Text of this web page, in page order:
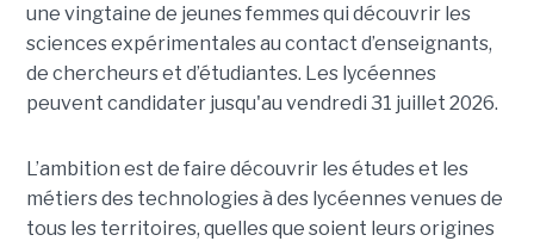
une vingtaine de jeunes femmes qui découvrir les
sciences expérimentales au contact d’enseignants,
de chercheurs et d’étudiantes. Les lycéennes
peuvent candidater jusqu'au vendredi 31 juillet 2026.
L’ambition est de faire découvrir les études et les
métiers des technologies à des lycéennes venues de
tous les territoires, quelles que soient leurs origines